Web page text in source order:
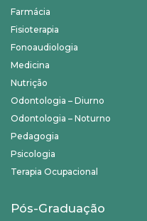
Farmácia
Fisioterapia
Fonoaudiologia
Medicina
Nutrição
Odontologia – Diurno
Odontologia – Noturno
Pedagogia
Psicologia
Terapia Ocupacional
Pós-Graduação